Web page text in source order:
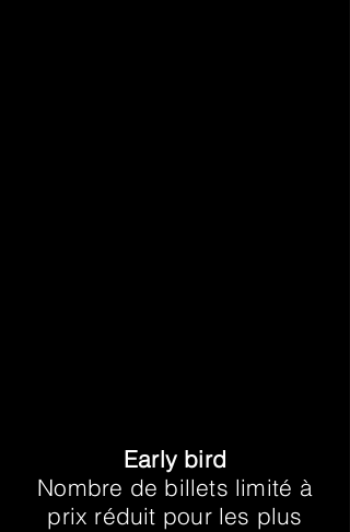
Early bird
Nombre de billets limité à
prix réduit pour les plus